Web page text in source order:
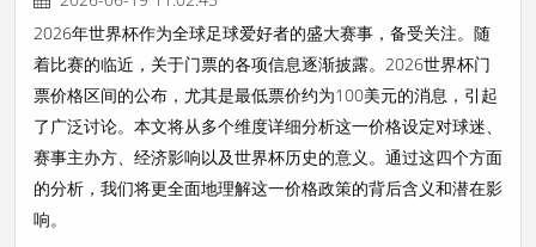
2026年世界杯作为全球足球爱好者的盛大赛事，备受关注。随
着比赛的临近，关于门票的各项信息逐渐披露。2026世界杯门
票价格区间的公布，尤其是最低票价约为100美元的消息，引起
了广泛讨论。本文将从多个维度详细分析这一价格设定对球迷、
赛事主办方、经济影响以及世界杯历史的意义。通过这四个方面
的分析，我们将更全面地理解这一价格政策的背后含义和潜在影
响。